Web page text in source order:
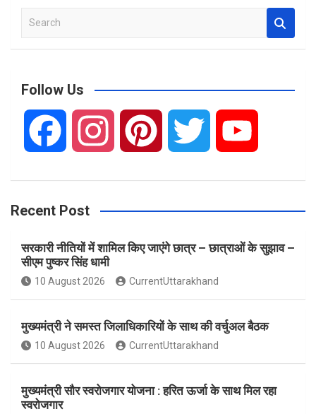
a
c
Follow Us
c
e
b
o
o
s
a
g
r
n
t
e
r
e
i
t
e
r
u
T
u
e
Recent Post
सरकारी नीतियों में शामिल किए जाएंगे छात्र – छात्राओं के सुझाव –
सीएम पुष्कर सिंह धामी
10 August 2026 CurrentUttarakhand
मुख्यमंत्री ने समस्त जिलाधिकारियों के साथ की वर्चुअल बैठक
10 August 2026 CurrentUttarakhand
मुख्यमंत्री सौर स्वरोजगार योजना : हरित ऊर्जा के साथ मिल रहा
स्वरोजगार